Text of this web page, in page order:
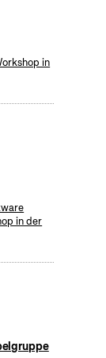
in
in der